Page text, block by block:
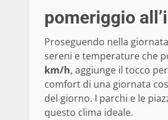
pomeriggio
Proseguendo nella
sereni e temperature che
km/h, aggiunge il tocco
comfort di una giornata
del giorno. I parchi e le
questo clima ideale.